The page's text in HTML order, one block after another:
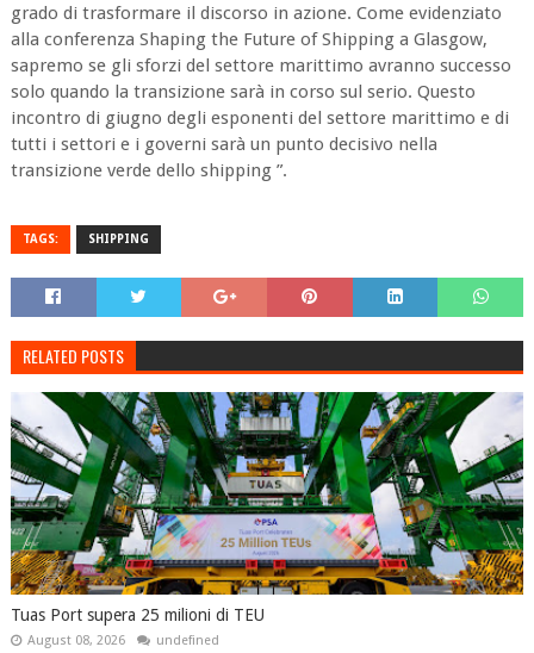
grado di trasformare il discorso in azione. Come evidenziato
alla conferenza Shaping the Future of Shipping a Glasgow,
sapremo se gli sforzi del settore marittimo avranno successo
solo quando la transizione sarà in corso sul serio. Questo
incontro di giugno degli esponenti del settore marittimo e di
tutti i settori e i governi sarà un punto decisivo nella
transizione verde dello shipping ”.
TAGS: SHIPPING
RELATED POSTS
Tuas Port supera 25 milioni di TEU
August 08, 2026 undefined